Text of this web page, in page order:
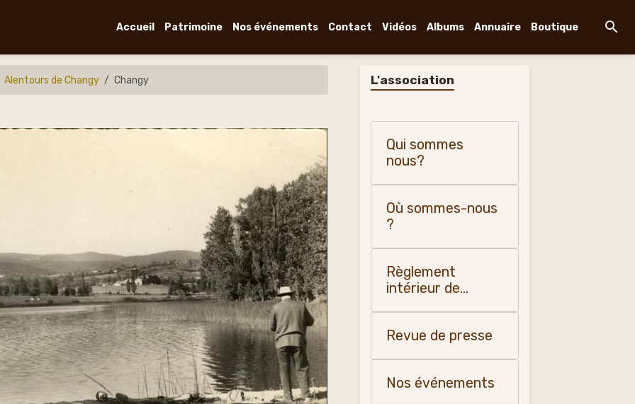
Accueil Patrimoine Nos événements Contact Vidéos Albums Annuaire Boutique
Alentours de Changy Changy L'association
Qui sommes
nous?
Où sommes-nous
?
Règlement
intérieur de
Revue de presse
Nos événements